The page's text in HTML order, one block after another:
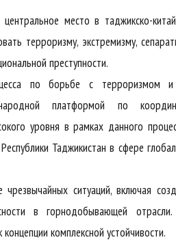
место в таджикско-
терроризму, экстремизму,
преступности.
по борьбе с терроризмом
платформой по
уровня в рамках данного
Таджикистан в сфере
ситуаций, включая
в горнодобывающей
комплексной устойчивости.